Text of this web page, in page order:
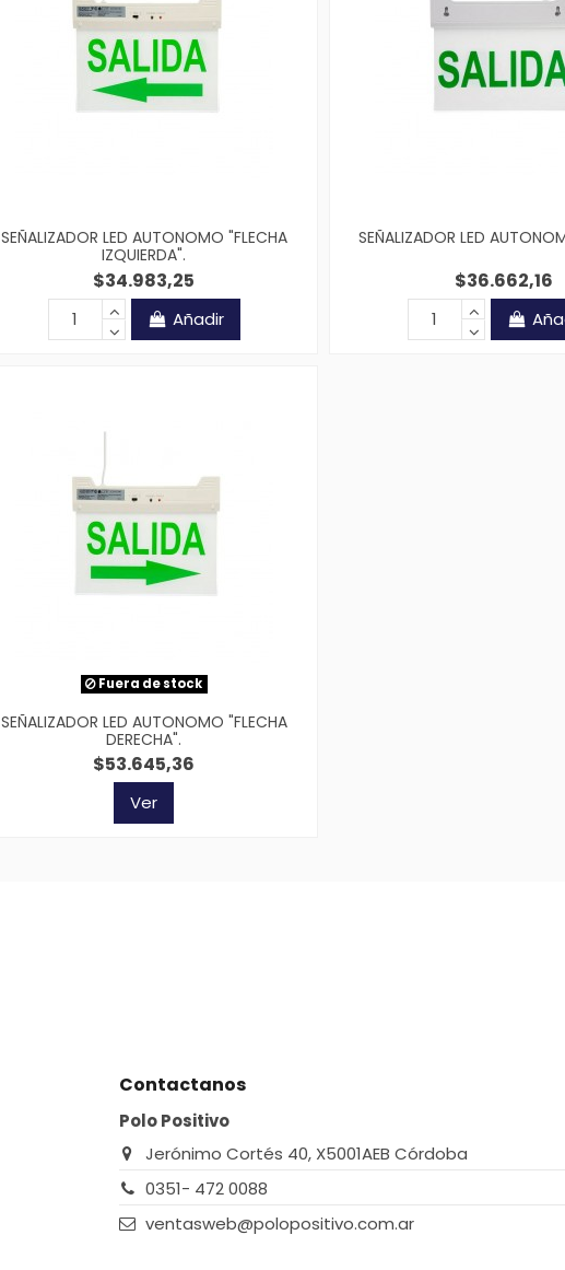
SEÑALIZADOR LED AUTONOMO "FLECHA
IZQUIERDA".
$34.983,25
Añadir
SEÑALIZADOR LED
$36.662,16
Fuera de stock
SEÑALIZADOR LED AUTONOMO "FLECHA
DERECHA".
$53.645,36
Ver
Contactanos
Polo Positivo
Jerónimo Cortés 40, X5001AEB Córdoba
0351- 472 0088
ventasweb@polopositivo.com.ar